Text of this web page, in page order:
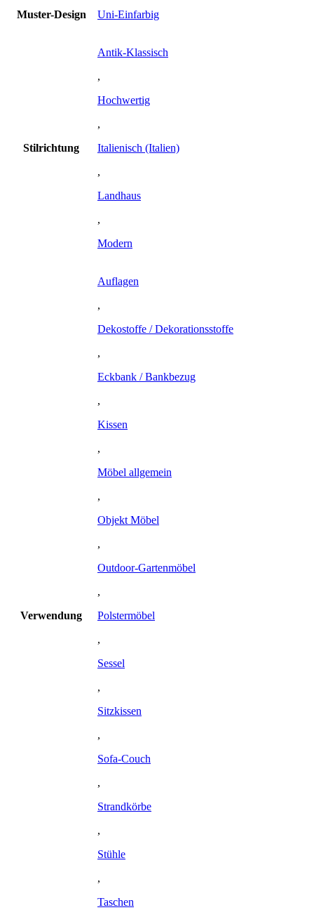
Muster-Design Uni-Einfarbig
Stilrichtung
Antik-Klassisch
,
Hochwertig
,
Italienisch (Italien)
,
Landhaus
,
Modern
Verwendung
Auflagen
,
Dekostoffe / Dekorationsstoffe
,
Eckbank / Bankbezug
,
Kissen
,
Möbel allgemein
,
Objekt Möbel
,
Outdoor-Gartenmöbel
,
Polstermöbel
,
Sessel
,
Sitzkissen
,
Sofa-Couch
,
Strandkörbe
,
Stühle
,
Taschen